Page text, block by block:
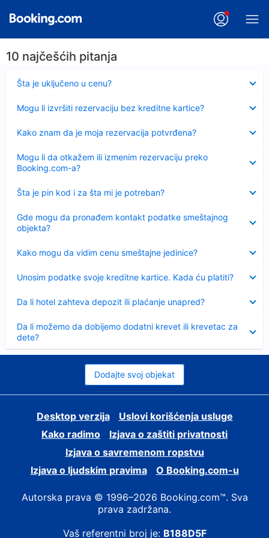
10 najčešćih pitanja
Šta je uključeno u cenu?
Sažeto
Mogu li izvršiti rezervaciju bez kreditne kartice?
Kako znam da je moja rezervacija potvrđena?
Mogu li da otkažem ili izmenim rezervaciju preko
Booking.com-a?
Šta je pin kod i za šta mi je potreban?
Sažeto
Gde mogu da pronađem kontakt podatke smeštajnog
objekta?
Kako mogu da vidim cenu smeštajne jedinice?
Unosim podatke svoje kreditne kartice. Kada ću platiti?
Da li hotel zahteva depozit ili plaćanje unapred?
Da li možemo da dobijemo dodatni krevet ili krevetac za
dete?
Dodajte svoj objekat
Desktop verzija
Uslovi korišćenja usluge
Kako radimo
Izjava o zaštiti privatnosti
Izjava o savremenom ropstvu
Izjava o ljudskim pravima
О Booking.com-u
Autorska prava © 1996–2026 Booking.com™. Sva
prava zadržana.
Vaš referentni broj je: B188D5F